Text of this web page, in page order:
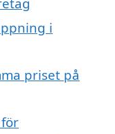
i
priset på